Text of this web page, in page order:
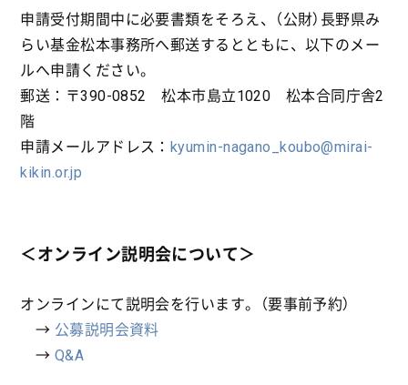
申請受付期間中に必要書類をそろえ、（公財）長野県み
らい基金松本事務所へ郵送するとともに、以下のメー
ルへ申請ください。
郵送：〒390-0852 松本市島立1020 松本合同庁舎2
階
申請メールアドレス： kyumin-nagano_koubo@mirai-
kikin.or.jp
＜オンライン説明会について＞
オンラインにて説明会を行います。（要事前予約）
→ 公募説明会資料
→ Q&A